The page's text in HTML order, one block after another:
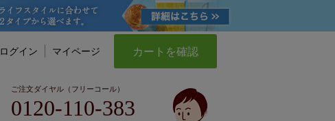
ログイン マイページ カートを確認
ご注文ダイヤル（フリーコール）
0120-110-383